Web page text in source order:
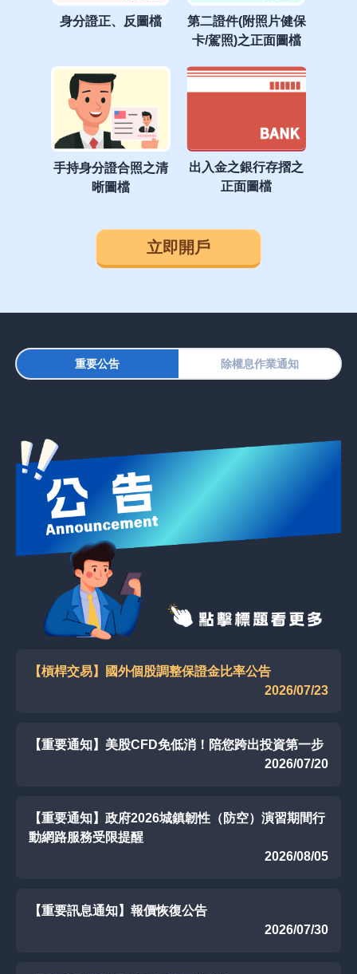
身分證正、反圖檔
第二證件(附照片健保
卡/駕照)之正面圖檔
手持身分證合照之清
晰圖檔
出入金之銀行存摺之
正面圖檔
立即開戶
【槓桿交易】國外個股調整保證金比率公告
2026/07/23
【重要通知】美股CFD免低消！陪您跨出投資第一步
2026/07/20
【重要通知】政府2026城鎮韌性（防空）演習期間行
動網路服務受限提醒
2026/08/05
【重要訊息通知】報價恢復公告
2026/07/30
重要公告 除權息作業通知